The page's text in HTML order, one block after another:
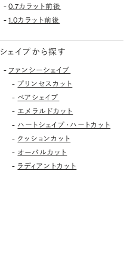
-0.7カラット前後
-1.0カラット前後
シェイプから探す
- ファンシーシェイプ
-プリンセスカット
- ペアシェイプ
- エメラルドカット
- ハートシェイプ・ハートカット
- クッションカット
- オーバルカット
- ラディアントカット